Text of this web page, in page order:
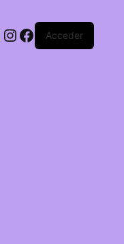
Acceder